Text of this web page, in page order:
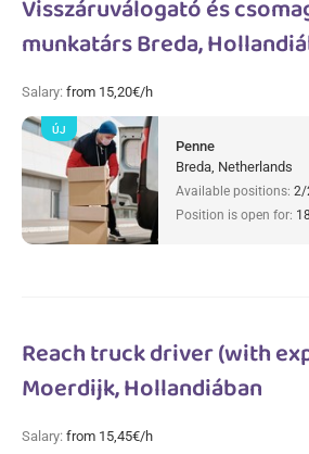
Visszáruválogató és
munkatárs Breda,
Salary: from 15,20€/h
Penne
Breda, Netherlands
Available positions: 2/
Position is open for: 18
ÚJ
Reach truck driver (with
Moerdijk, Hollandiában
Salary: from 15,45€/h